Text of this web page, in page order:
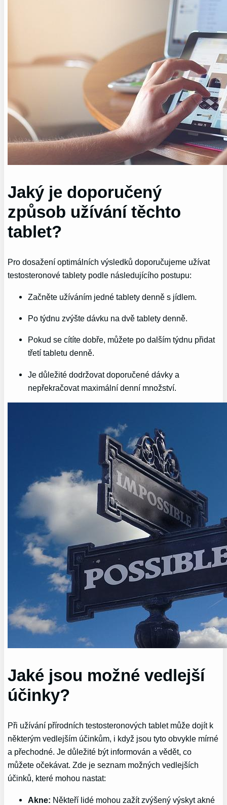
Jaký je doporučený
způsob užívání těchto
tablet?
Pro dosažení optimálních výsledků doporučujeme užívat
testosteronové tablety podle následujícího postupu:
Začněte užíváním jedné tablety denně s jídlem.
Po týdnu zvýšte dávku na dvě tablety denně.
Pokud se cítíte dobře, můžete po dalším týdnu přidat
třetí tabletu denně.
Je důležité dodržovat doporučené dávky a
nepřekračovat maximální denní množství.
Jaké jsou možné vedlejší
účinky?
Při užívání přírodních testosteronových tablet může dojít k
některým vedlejším účinkům, i když jsou tyto obvykle mírné
a přechodné. Je důležité být informován a vědět, co
můžete očekávat. Zde je seznam možných vedlejších
účinků, které mohou nastat:
Akne: Někteří lidé mohou zažít zvýšený výskyt akné